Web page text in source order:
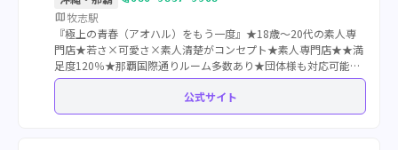
map牧志駅
『極上の青春（アオハル）をもう一度』★18歳〜20代の素人専
門店★若さ×可愛さ×素人清楚がコンセプト★素人専門店★★満
足度120％★那覇国際通りルーム多数あり★団体様も対応可能★
最大4000OFF割引イベント開催中★
公式サイト